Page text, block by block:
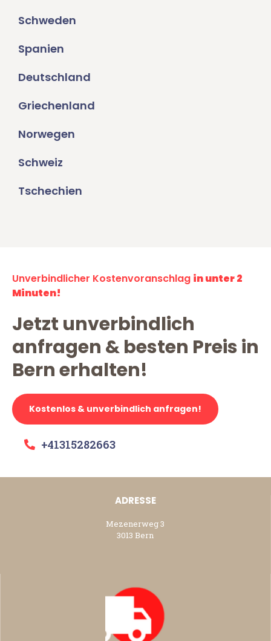
Schweden
Spanien
Deutschland
Griechenland
Norwegen
Schweiz
Tschechien
Unverbindlicher Kostenvoranschlag in unter 2
Minuten!
Jetzt unverbindlich
anfragen & besten Preis in
Bern erhalten!
Kostenlos & unverbindlich anfragen!
+41315282663
ADRESSE
Mezenerweg 3
3013 Bern